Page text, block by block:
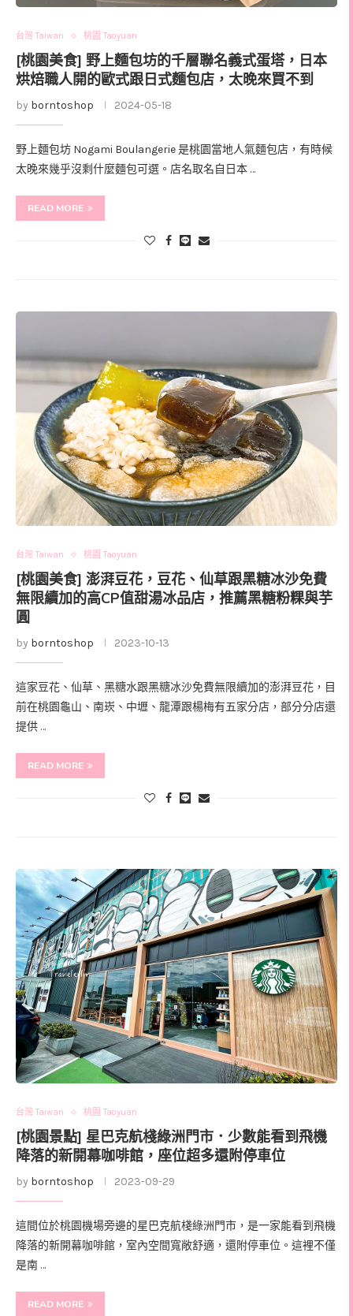
台灣 Taiwan 桃園 Taoyuan
[桃園美食] 野上麵包坊的千層聯名義式蛋塔，日本
烘焙職人開的歐式跟日式麵包店，太晚來買不到
by borntoshop 2024-05-18
野上麵包坊 Nogami Boulangerie 是桃園當地人氣麵包店，有時候
太晚來幾乎沒剩什麼麵包可選。店名取名自日本 …
READ MORE
台灣 Taiwan 桃園 Taoyuan
[桃園美食] 澎湃豆花，豆花、仙草跟黑糖冰沙免費
無限續加的高CP值甜湯冰品店，推薦黑糖粉粿與芋
圓
by borntoshop 2023-10-13
這家豆花、仙草、黑糖水跟黑糖冰沙免費無限續加的澎湃豆花，目
前在桃園龜山、南崁、中壢、龍潭跟楊梅有五家分店，部分分店還
提供 …
READ MORE
台灣 Taiwan 桃園 Taoyuan
[桃園景點] 星巴克航棧綠洲門市．少數能看到飛機
降落的新開幕咖啡館，座位超多還附停車位
by borntoshop 2023-09-29
這間位於桃園機場旁邊的星巴克航棧綠洲門市，是一家能看到飛機
降落的新開幕咖啡館，室內空間寬敞舒適，還附停車位。這裡不僅
是南 …
READ MORE